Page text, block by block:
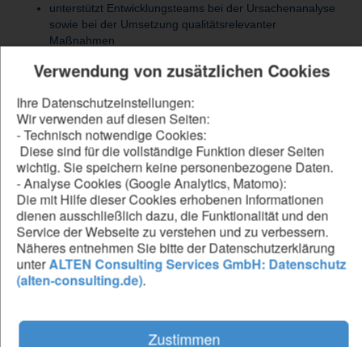
Verwendung von zusätzlichen Cookies
Ihre Datenschutzeinstellungen:
Wir verwenden auf diesen Seiten:
- Technisch notwendige Cookies:
Diese sind für die vollständige Funktion dieser Seiten
wichtig. Sie speichern keine personenbezogene Daten.
- Analyse Cookies (Google Analytics, Matomo):
Die mit Hilfe dieser Cookies erhobenen Informationen
dienen ausschließlich dazu, die Funktionalität und den
Service der Webseite zu verstehen und zu verbessern.
Näheres entnehmen Sie bitte der Datenschutzerklärung
unterALTEN Consulting Services GmbH: Datenschutz
(alten-consulting.de).
Zustimmen
unterstützt Entwicklungsteams bei der Ursachenanalyse
sowie bei der Umsetzung qualitätsrelevanter
Maßnahmen
Issues und leitest Optimierungspotenziale für Prozesse,
bewertest Erkenntnisse im Kontext von Automotive
SPICE, Funktionaler Sicherheit und Cyber Security und
leitest entsprechende Empfehlungen ab
Be our forward thinker
DU...
hast ein abgeschlossenes Studium der Informatik,
Softwaretechnik, Elektrotechnik oder eine vergleichbare
technische Qualifikation